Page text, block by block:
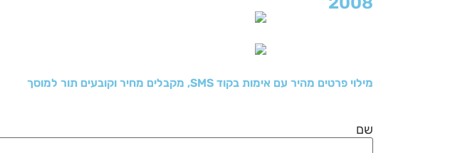
מילוי פרטים מהיר עם אימות בקוד SMS, מקבלים מחיר וקובעים תור למוסך
שם